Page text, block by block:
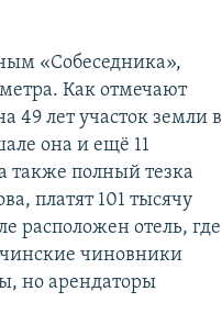
«Собеседника»,
Как отмечают
49 лет участок земли в
она и ещё 11
также полный тезка
платят 101 тысячу
расположен отель, где
чиновники
но арендаторы